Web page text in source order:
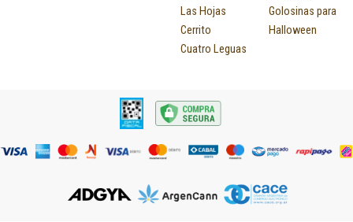
Las Hojas
Cerrito
Cuatro Leguas
Golosinas para
Halloween